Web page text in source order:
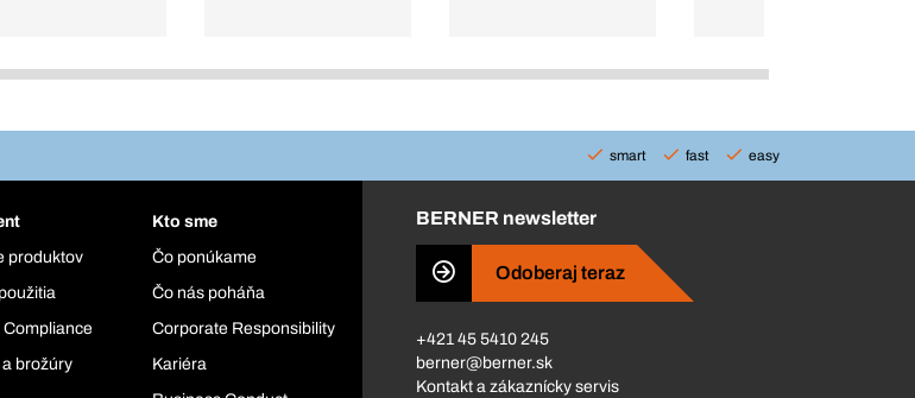
smart fast easy
produktov
Compliance
brožúry
Kto sme
Čo ponúkame
Čo nás poháňa
Corporate Responsibility
Kariéra
BERNER newsletter
Odoberaj teraz
+421 45 5410 245
berner@berner.sk
Kontakt a zákaznícky servis